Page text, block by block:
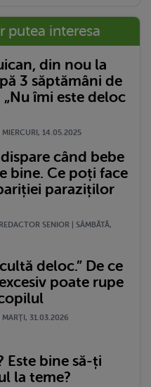
putea interesa
din nou la
3 săptămâni de
„Nu îmi este deloc
MIERCURI, 14.05.2025
când bebe
bine. Ce poți face
paraziților
SENIOR | SÂMBĂTĂ,
deloc.” De ce
poate rupe
MARŢI, 31.03.2026
Este bine să-ți
la teme?